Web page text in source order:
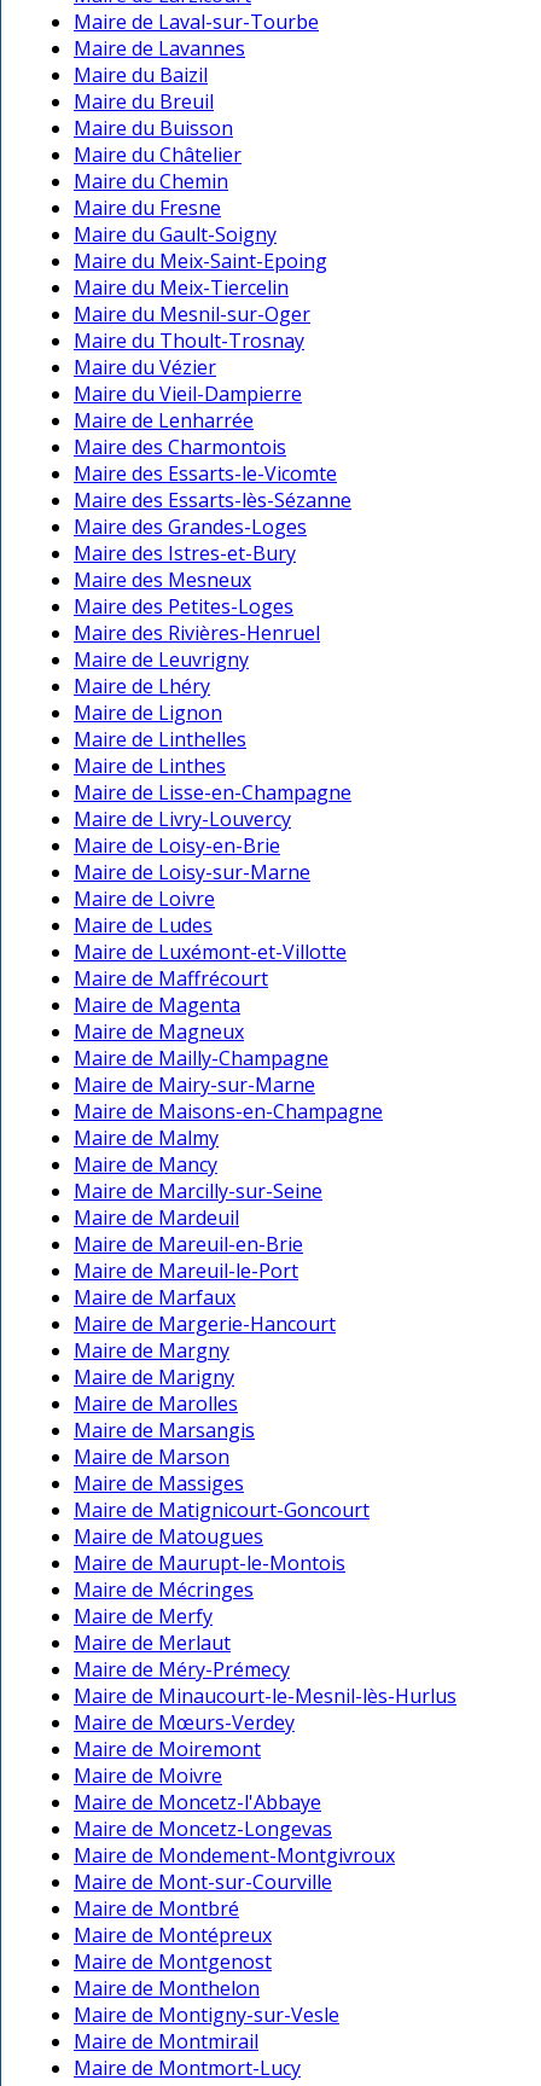
Maire de Laval-sur-Tourbe
Maire de Lavannes
Maire du Baizil
Maire du Breuil
Maire du Buisson
Maire du Châtelier
Maire du Chemin
Maire du Fresne
Maire du Gault-Soigny
Maire du Meix-Saint-Epoing
Maire du Meix-Tiercelin
Maire du Mesnil-sur-Oger
Maire du Thoult-Trosnay
Maire du Vézier
Maire du Vieil-Dampierre
Maire de Lenharrée
Maire des Charmontois
Maire des Essarts-le-Vicomte
Maire des Essarts-lès-Sézanne
Maire des Grandes-Loges
Maire des Istres-et-Bury
Maire des Mesneux
Maire des Petites-Loges
Maire des Rivières-Henruel
Maire de Leuvrigny
Maire de Lhéry
Maire de Lignon
Maire de Linthelles
Maire de Linthes
Maire de Lisse-en-Champagne
Maire de Livry-Louvercy
Maire de Loisy-en-Brie
Maire de Loisy-sur-Marne
Maire de Loivre
Maire de Ludes
Maire de Luxémont-et-Villotte
Maire de Maffrécourt
Maire de Magenta
Maire de Magneux
Maire de Mailly-Champagne
Maire de Mairy-sur-Marne
Maire de Maisons-en-Champagne
Maire de Malmy
Maire de Mancy
Maire de Marcilly-sur-Seine
Maire de Mardeuil
Maire de Mareuil-en-Brie
Maire de Mareuil-le-Port
Maire de Marfaux
Maire de Margerie-Hancourt
Maire de Margny
Maire de Marigny
Maire de Marolles
Maire de Marsangis
Maire de Marson
Maire de Massiges
Maire de Matignicourt-Goncourt
Maire de Matougues
Maire de Maurupt-le-Montois
Maire de Mécringes
Maire de Merfy
Maire de Merlaut
Maire de Méry-Prémecy
Maire de Minaucourt-le-Mesnil-lès-Hurlus
Maire de Mœurs-Verdey
Maire de Moiremont
Maire de Moivre
Maire de Moncetz-l'Abbaye
Maire de Moncetz-Longevas
Maire de Mondement-Montgivroux
Maire de Mont-sur-Courville
Maire de Montbré
Maire de Montépreux
Maire de Montgenost
Maire de Monthelon
Maire de Montigny-sur-Vesle
Maire de Montmirail
Maire de Montmort-Lucy